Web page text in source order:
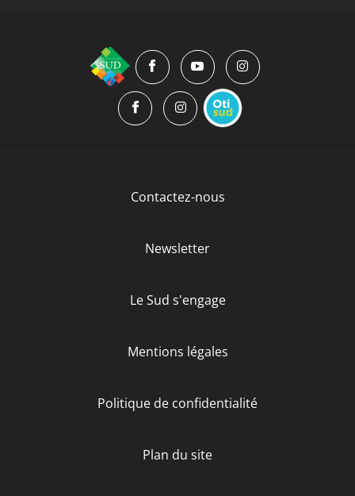
Contactez-nous
Newsletter
Le Sud s'engage
Mentions légales
Politique de confidentialité
Plan du site